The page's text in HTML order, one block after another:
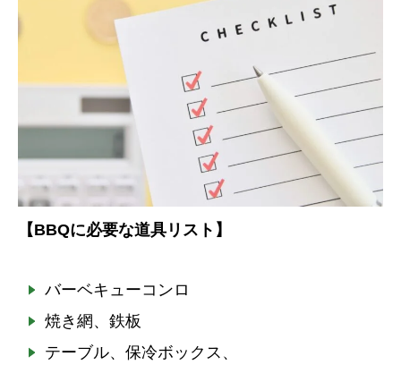
【BBQに必要な道具リスト】
バーベキューコンロ
焼き網、鉄板
テーブル、保冷ボックス、